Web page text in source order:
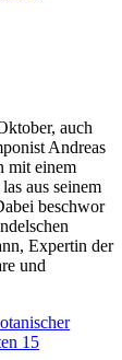
auch
Andreas
mit einem
aus seinem
beschwor
Expertin der
und